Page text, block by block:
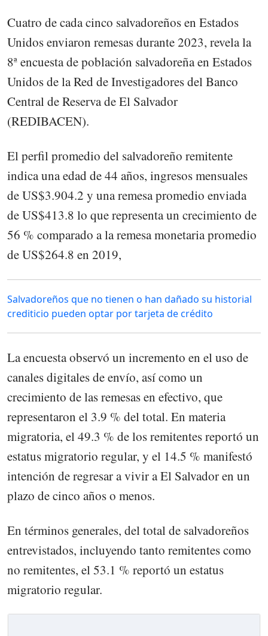
Cuatro de cada cinco salvadoreños en Estados
Unidos enviaron remesas durante 2023, revela la
8ª encuesta de población salvadoreña en Estados
Unidos de la Red de Investigadores del Banco
Central de Reserva de El Salvador
(REDIBACEN).
El perfil promedio del salvadoreño remitente
indica una edad de 44 años, ingresos mensuales
de US$3.904.2 y una remesa promedio enviada
de US$413.8 lo que representa un crecimiento de
56 % comparado a la remesa monetaria promedio
de US$264.8 en 2019,
Salvadoreños que no tienen o han dañado su historial
crediticio pueden optar por tarjeta de crédito
La encuesta observó un incremento en el uso de
canales digitales de envío, así como un
crecimiento de las remesas en efectivo, que
representaron el 3.9 % del total. En materia
migratoria, el 49.3 % de los remitentes reportó un
estatus migratorio regular, y el 14.5 % manifestó
intención de regresar a vivir a El Salvador en un
plazo de cinco años o menos.
En términos generales, del total de salvadoreños
entrevistados, incluyendo tanto remitentes como
no remitentes, el 53.1 % reportó un estatus
migratorio regular.